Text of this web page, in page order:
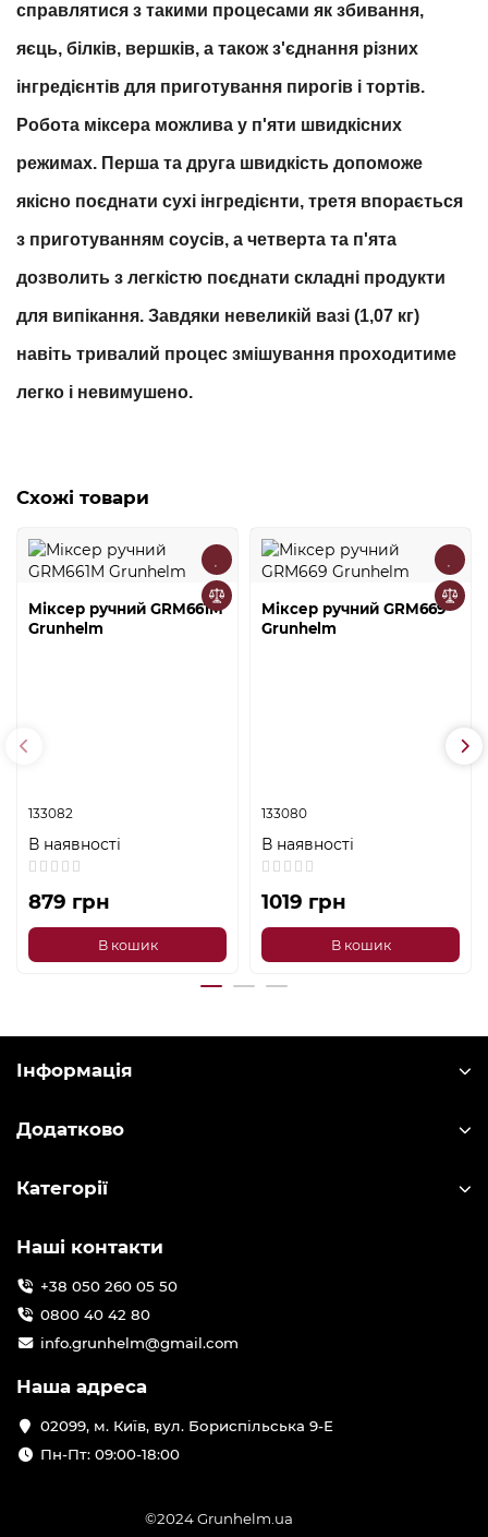
справлятися з такими процесами як збивання,
яєць, білків, вершків, а також з'єднання різних
інгредієнтів для приготування пирогів і тортів.
Робота міксера можлива у п'яти швидкісних
режимах. Перша та друга швидкість допоможе
якісно поєднати сухі інгредієнти, третя впорається
з приготуванням соусів, а четверта та п'ята
дозволить з легкістю поєднати складні продукти
для випікання. Завдяки невеликій вазі (1,07 кг)
навіть тривалий процес змішування проходитиме
легко і невимушено.
Схожі товари
Міксер ручний GRM661M
Grunhelm
133082
В наявності
879 грн
В кошик
Міксер ручний GRM669
Grunhelm
133080
В наявності
1019 грн
В кошик
Інформація
Додатково
Категорії
Наші контакти
+38 050 260 05 50
0800 40 42 80
info.grunhelm@gmail.com
Наша адреса
02099, м. Київ, вул. Бориспільська 9-Е
Пн-Пт: 09:00-18:00
©2024 Grunhelm.ua